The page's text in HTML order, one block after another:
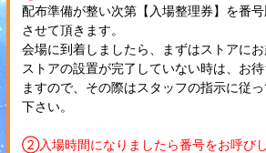
配布準備が整い次第【入場整理券】を番
させて頂きます。
会場に到着しましたら、まずはストアにお
ストアの設置が完了していない時は、お
ますので、その際はスタッフの指示に従
下さい。
②入場時間になりましたら番号をお呼び